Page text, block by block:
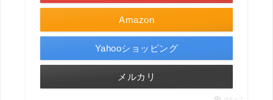
Amazon
Yahooショッピング
メルカリ